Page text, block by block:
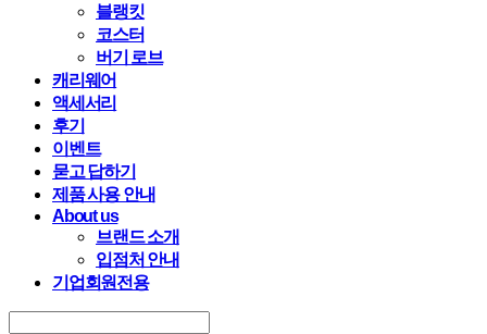
블랭킷
코스터
버기 로브
캐리웨어
액세서리
후기
이벤트
묻고 답하기
제품 사용 안내
About us
브랜드 소개
입점처 안내
기업회원전용